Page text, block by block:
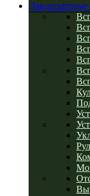
Ландшафтные